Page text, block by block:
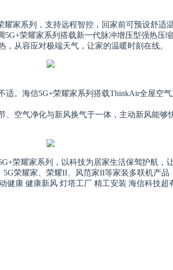
耀家系列，支持远程智控，回家前可预设舒适
5G+荣耀家系列搭载新一代脉冲增压型强热压
从容应对极端天气，让家的温暖时刻在线。
。海信5G+荣耀家系列搭载ThinkAir全屋空
空气净化与新风换气于一体，主动新风能
荣耀家系列，以科技为居家生活保驾护航，
荣耀家、荣耀II、风范家II等家装多联机产
健康 健康新风 灯塔工厂 精工安装 海信科技超